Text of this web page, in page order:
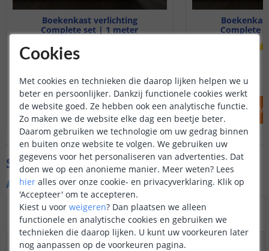
Boekenkast verlichting
Complete set | 1 meter
34,
IN WINKELWAGEN
Complete
IN
Specificaties
Algemene kenmerken
Specificatie
Warm
wit
Helder
wit
Dual
white
RGB
Dimbaar ja Ja Ja
Cookies
Met cookies en technieken die daarop lijken helpen we u
beter en persoonlijker. Dankzij functionele cookies werkt
de website goed. Ze hebben ook een analytische functie.
Zo maken we de website elke dag een beetje beter.
Daarom gebruiken we technologie om uw gedrag binnen
en buiten onze website te volgen. We gebruiken uw
gegevens voor het personaliseren van advertenties. Dat
doen we op een anonieme manier. Meer weten? Lees
hier alles over onze cookie- en privacyverklaring. Klik op
'Accepteer' om te accepteren.
Kiest u voor weigeren? Dan plaatsen we alleen
functionele en analytische cookies en gebruiken we
technieken die daarop lijken. U kunt uw voorkeuren later
nog aanpassen op de voorkeuren pagina.